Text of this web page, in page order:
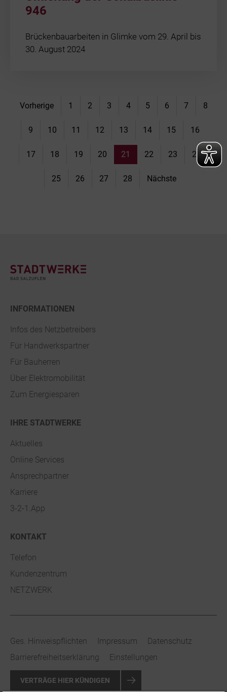
946
Brückenbauarbeiten in Glimke vom 29. April bis
30. August 2024
Vorherige 1 2 3 4 5 6 7 8
9 10 11 12 13 14 15 16
17 18 19 20 21 22 23 24
25 26 27 28 Nächste
INFORMATIONEN
Infos des Netzbetreibers
Für Handwerkspartner
Für Bauherren
Über Elektromobilität
Zum Energiesparen
IHRE STADTWERKE
Aktuelles
Online Services
Ansprechpartner
Karriere
3-2-1.App
KONTAKT
Telefon
Kundenzentrum
NETZWERK
Ges. Hinweispflichten Impressum
Datenschutz
Barrierefreiheitserklärung
Einstellungen
VERTRÄGE HIER KÜNDIGEN